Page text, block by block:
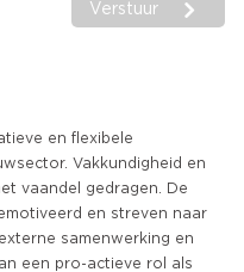
Verstuur
en flexibele
Vakkundigheid en
vaandel gedragen. De
en streven naar
samenwerking en
een pro-actieve rol als